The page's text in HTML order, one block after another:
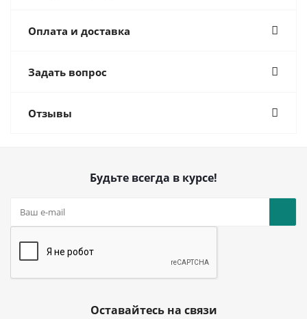
Оплата и доставка
Задать вопрос
Отзывы
Будьте всегда в курсе!
Оставайтесь на связи